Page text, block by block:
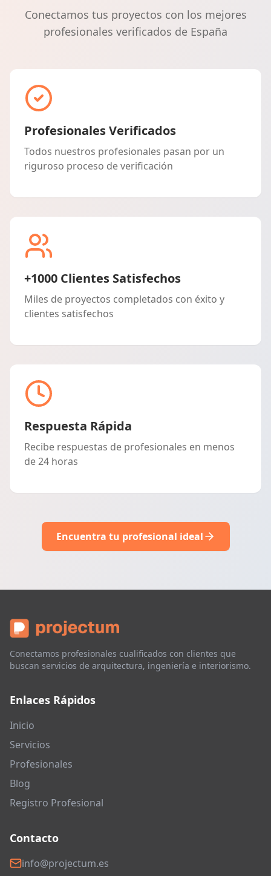
Conectamos tus proyectos con los mejores
profesionales verificados de España
Profesionales Verificados
Todos nuestros profesionales pasan por un
riguroso proceso de verificación
+1000 Clientes Satisfechos
Miles de proyectos completados con éxito y
clientes satisfechos
Respuesta Rápida
Recibe respuestas de profesionales en menos
de 24 horas
Encuentra tu profesional ideal
Conectamos profesionales cualificados con clientes que
buscan servicios de arquitectura, ingeniería e interiorismo.
Enlaces Rápidos
Inicio
Servicios
Profesionales
Blog
Registro Profesional
Contacto
info@projectum.es